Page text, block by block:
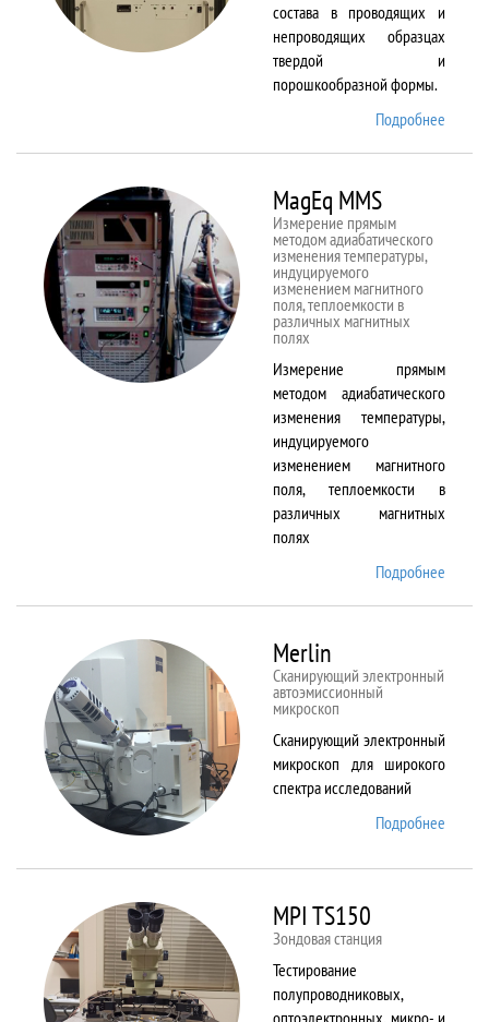
состава в проводящих и
непроводящих образцах
твердой и
порошкообразной формы.
Подробнее
MagEq MMS
Измерение прямым
методом адиабатического
изменения температуры,
индуцируемого
изменением магнитного
поля, теплоемкости в
различных магнитных
полях
Измерение прямым
методом адиабатического
изменения температуры,
индуцируемого
изменением магнитного
поля, теплоемкости в
различных магнитных
полях
Подробнее
Merlin
Сканирующий электронный
автоэмиссионный
микроскоп
Сканирующий электронный
микроскоп для широкого
спектра исследований
Подробнее
MPI TS150
Зондовая станция
Тестирование
полупроводниковых,
оптоэлектронных, микро- и